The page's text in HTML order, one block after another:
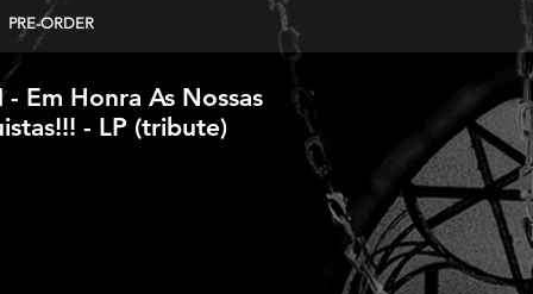
PRE-ORDER
Em Honra As Nossas
- LP (tribute)